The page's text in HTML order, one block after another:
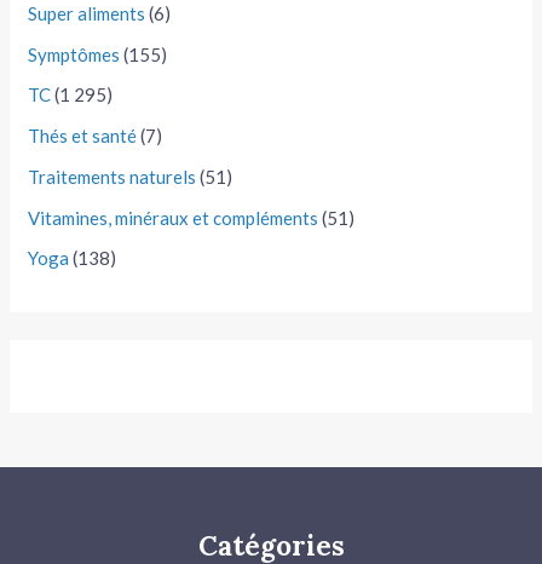
Super aliments (6)
Symptômes (155)
TC(1 295)
Thés et santé(7)
Traitements naturels (51)
Vitamines, minéraux et compléments (51)
Yoga (138)
Catégories